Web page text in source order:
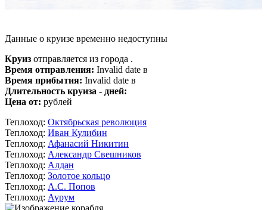
Данные о круизе временно недоступны
Круиз отправляется из города .
Время отправления: Invalid date в
Время прибытия: Invalid date в
Длительность круиза - дней:
Цена от: рублей
Теплоход: Октябрьская революция
Теплоход: Иван Кулибин
Теплоход: Афанасий Никитин
Теплоход: Александр Свешников
Теплоход: Алдан
Теплоход: Золотое кольцо
Теплоход: А.С. Попов
Теплоход: Аурум